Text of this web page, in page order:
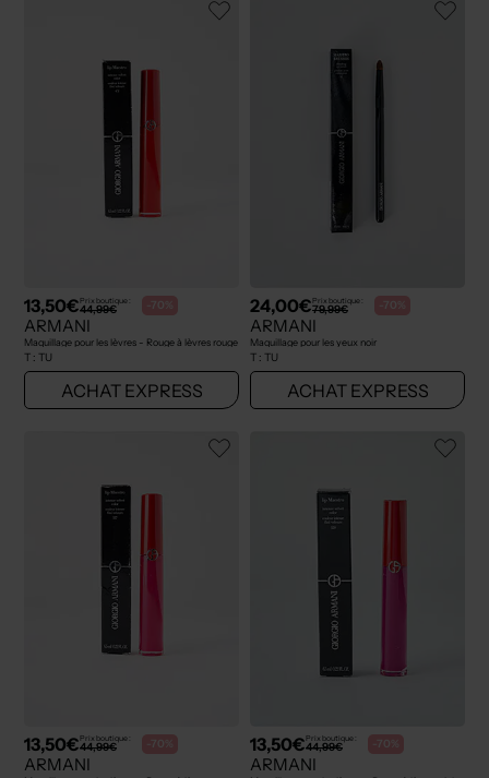
13,50€Prix boutique :
44,99€ -70%
ARMANI
Maquillage pour les lèvres - Rouge à lèvres rouge
T : TU
ACHAT EXPRESS
24,00€Prix boutique :
79,99€ -70%
ARMANI
Maquillage pour les yeux noir
T : TU
ACHAT EXPRESS
13,50€Prix boutique :
44,99€ -70%
ARMANI
13,50€Prix boutique :
44,99€ -70%
ARMANI